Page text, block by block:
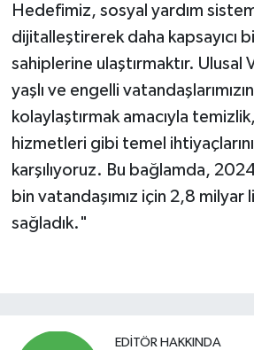
Hedefimiz, sosyal yardım
dijitalleştirerek daha kapsayıcı
sahiplerine ulaştırmaktır. Ulusal
yaşlı ve engelli
kolaylaştırmak amacıyla
hizmetleri gibi temel
karşılıyoruz. Bu bağlamda, 2024
bin vatandaşımız için 2,8 milyar
sağladık."
EDITÖR HAKKINDA